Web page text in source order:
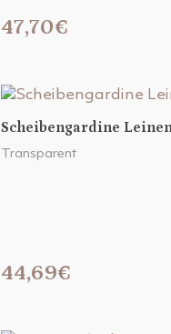
47,70€
Scheibengardine
Transparent
44,69€